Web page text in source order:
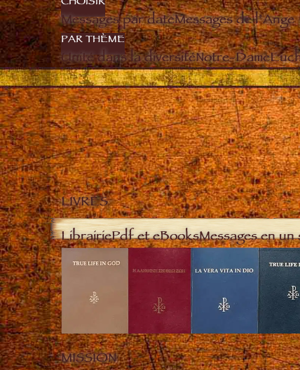
Messages par dateMessages de
PAR THÈME
Unité dans la diversitéNotre-Dame
LIVRES
LibrairiePdf et eBooksMessages en un
MISSION